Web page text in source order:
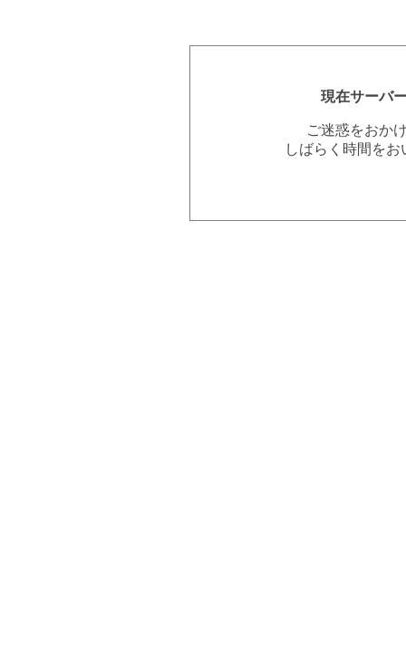
現在サーバ
ご迷惑をおか
しばらく時間を